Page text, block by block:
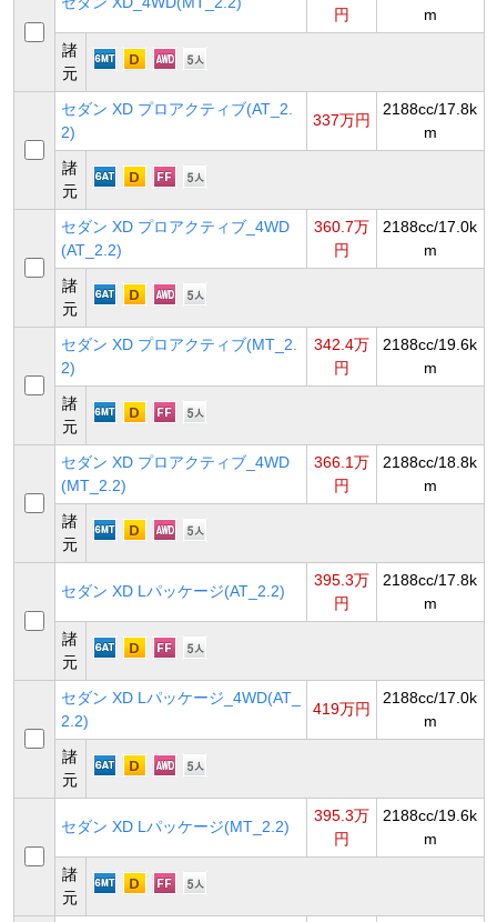
円
m
諸
元
セダン XD プロアクティブ(AT_2.
2)
337万円
2188cc/17.8k
m
諸
元
セダン XD プロアクティブ_4WD
(AT_2.2)
360.7万
円
2188cc/17.0k
m
諸
元
セダン XD プロアクティブ(MT_2.
2)
342.4万
円
2188cc/19.6k
m
諸
元
セダン XD プロアクティブ_4WD
(MT_2.2)
366.1万
円
2188cc/18.8k
m
諸
元
セダン XD Lパッケージ(AT_2.2)
395.3万
円
2188cc/17.8k
m
諸
元
セダン XD Lパッケージ_4WD(AT_
2.2)
419万円
2188cc/17.0k
m
諸
元
セダン XD Lパッケージ(MT_2.2)
395.3万
円
2188cc/19.6k
m
諸
元